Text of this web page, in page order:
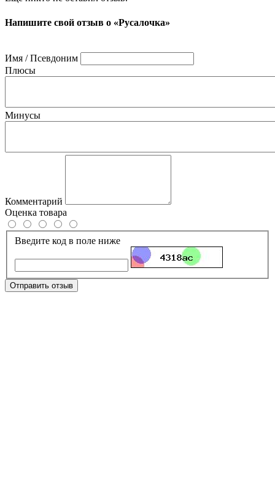
Напишите свой отзыв о «Русалочка»
Имя / Псевдоним
Плюсы
Минусы
Комментарий
Оценка товара
Введите код в поле ниже
Отправить отзыв